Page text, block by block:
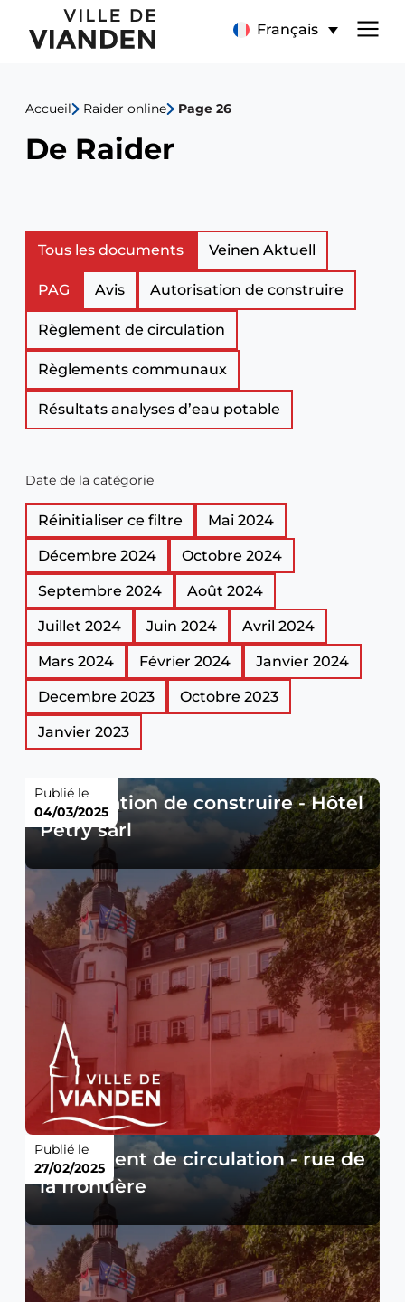
De
Raider
Français
Menu
navigation
principal
Accueil Raider online Page 26
De Raider
Liste
des
documents
officiels
Tous les documents Veinen Aktuell
PAG Avis Autorisation de construire
Règlement de circulation
Règlements communaux
Résultats analyses d’eau potable
Date de la catégorie
Réinitialiser ce filtre Mai 2024
Décembre 2024 Octobre 2024
Septembre 2024 Août 2024
Juillet 2024 Juin 2024 Avril 2024
Mars 2024 Février 2024 Janvier 2024
Decembre 2023 Octobre 2023
Janvier 2023
Autorisation de construire - Hôtel
Petry sàrl
Publié le
04/03/2025
Règlement de circulation - rue de
la frontière
Publié le
27/02/2025